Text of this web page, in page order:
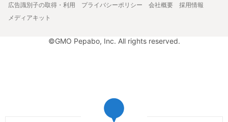
広告識別子の取得・利用
プライバシーポリシー 会社概要
採用情報
メディアキット
©GMO Pepabo, Inc. All rights reserved.